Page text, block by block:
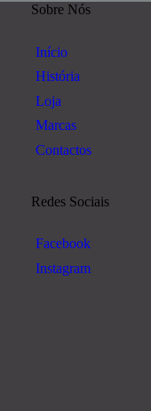
Sobre Nós
Início
História
Loja
Marcas
Contactos
Redes Sociais
Facebook
Instagram